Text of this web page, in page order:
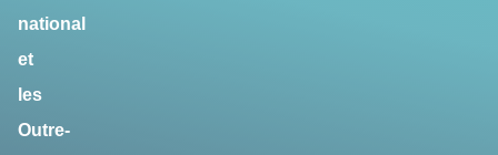
national
et
les
Outre-